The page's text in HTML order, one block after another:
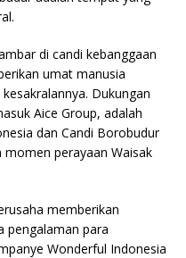
di candi kebanggaan
umat manusia
Dukungan
Aice Group, adalah
dan Candi Borobudur
perayaan Waisak
memberikan
pengalaman para
Wonderful Indonesia